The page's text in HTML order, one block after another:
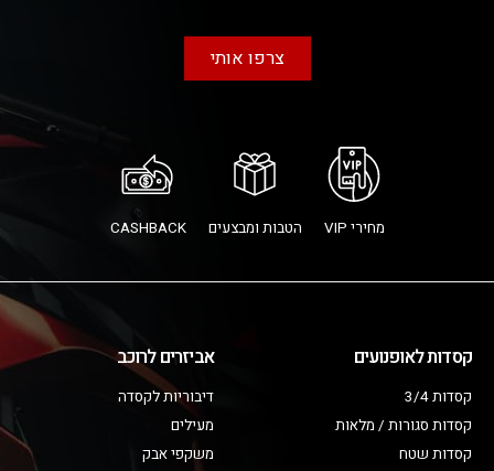
צרפו אותי
מחירי VIP הטבות ומבצעים CASHBACK
קסדות לאופנועים
קסדות 3/4
קסדות סגורות / מלאות
קסדות שטח
אביזרים לרוכב
דיבוריות לקסדה
מעילים
משקפי אבק